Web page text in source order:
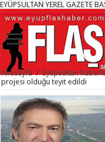
EYÜPSULTAN YEREL GAZETE
Anasayfa / Eyüpsultan
projesi olduğu teyit edildi